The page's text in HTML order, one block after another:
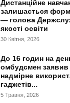
Дистанційне
залишається
— голова
якості освіти
30 Квітня, 2026
До 16 годин на
омбудсмен заявив
надмірне
гаджетів...
5 Травня, 2026